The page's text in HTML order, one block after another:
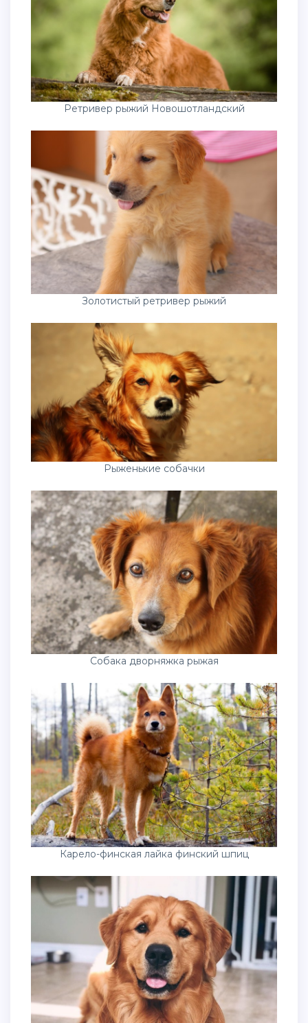
Ретривер рыжий Новошотландский
Золотистый ретривер рыжий
Рыженькие собачки
Собака дворняжка рыжая
Карело-финская лайка финский шпиц